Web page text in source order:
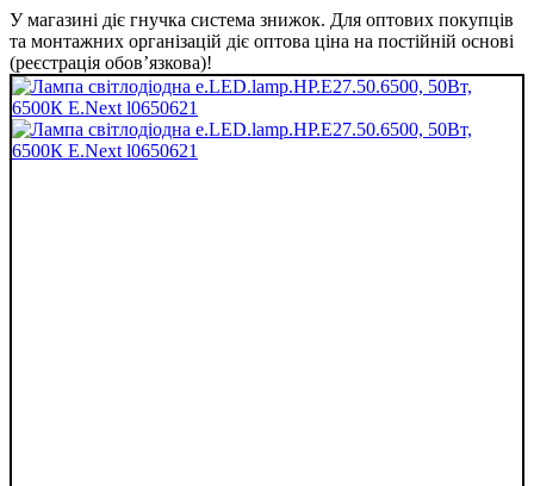
У магазині діє гнучка система знижок. Для оптових покупців
та монтажних організацій діє оптова ціна на постійній основі
(реєстрація обов’язкова)!